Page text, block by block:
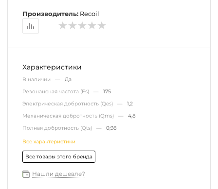
Производитель: Recoil
Характеристики
В наличии — Да
Резонансная частота (Fs) — 175
Электрическая добротность (Qes) — 1,2
Механическая добротность (Qms) — 4,8
Полная добротность (Qts) — 0,98
Все характеристики
Все товары этого бренда
Нашли дешевле?